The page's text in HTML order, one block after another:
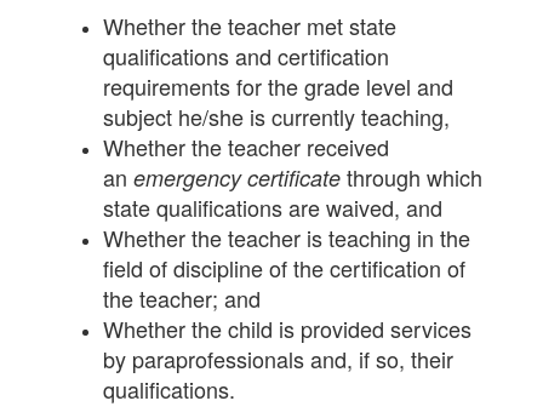
Whether the teacher met state
qualifications and certification
requirements for the grade level and
subject he/she is currently teaching,
Whether the teacher received
an emergency certificate through which
state qualifications are waived, and
Whether the teacher is teaching in the
field of discipline of the certification of
the teacher; and
Whether the child is provided services
by paraprofessionals and, if so, their
qualifications.